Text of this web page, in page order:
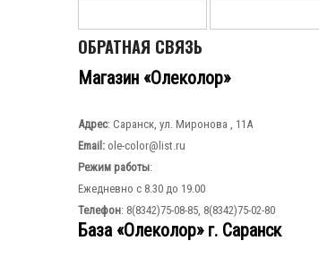
ОБРАТНАЯ СВЯЗЬ
Магазин «Олеколор»
Адрес: Саранск, ул. Миронова , 11А
Email: ole-color@list.ru
Режим работы:
Ежедневно с 8.30 до 19.00
Телефон: 8(8342)75-08-85, 8(8342)75-02-80
База «Олеколор» г. Саранск